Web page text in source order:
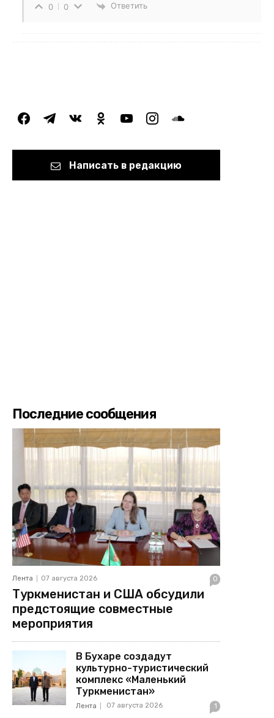
0 0 Ответить
facebooktelegramvkontakteodnoklassniki
youtubeinstagramsoundcloud
Написать в редакцию
Последние сообщения
Лента 07 августа 2026 0
Туркменистан и США обсудили
предстоящие совместные
мероприятия
В Бухаре создадут
культурно-туристический
комплекс «Маленький
Туркменистан»
Лента 07 августа 2026 1